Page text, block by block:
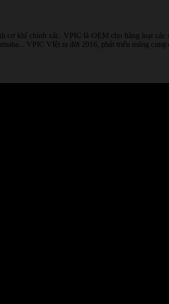
cơ khí chính xác. VPIC là OEM cho hàng loạt
VPIC VIệt ra đời 2016, phát triển mảng